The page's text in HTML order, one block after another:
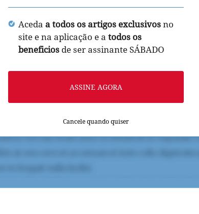
Aceda a todos os artigos exclusivosno
site e na aplicação e a todos os
beneficios de ser assinante SÁBADO
ASSINE AGORA
Cancele quando quiser